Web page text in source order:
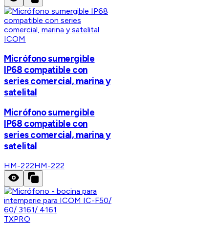
ICOM
Micrófono sumergible
IP68 compatible con
series comercial, marina y
satelital
Micrófono sumergible
IP68 compatible con
series comercial, marina y
satelital
HM-222HM-222
TXPRO